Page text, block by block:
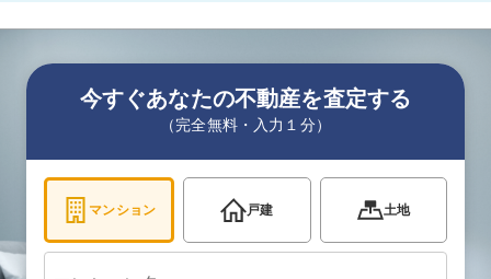
今すぐあなたの不動産を査定する
（完全無料・入力１分）
マンション 戸建 土地